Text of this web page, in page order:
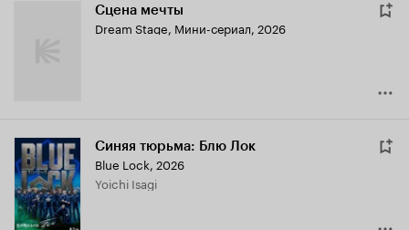
Сцена мечты
Dream Stage, Мини-сериал, 2026
Синяя тюрьма: Блю Лок
Blue Lock, 2026
Yoichi Isagi